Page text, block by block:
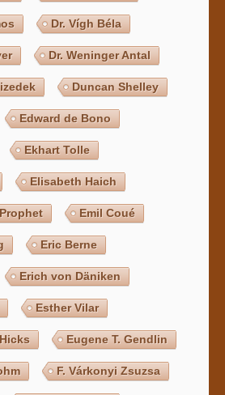
Dr. Vígh Béla
Dr. Weninger Antal
Duncan Shelley
Edward de Bono
Ekhart Tolle
Elisabeth Haich
Emil Coué
Eric Berne
Erich von Däniken
Esther Vilar
Eugene T. Gendlin
F. Várkonyi Zsuzsa